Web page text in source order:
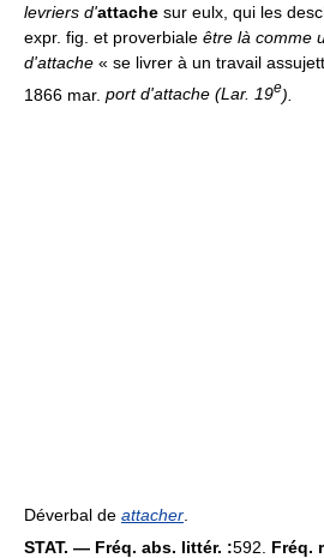
levriers d'attache sur eulx, qui les
expr. fig. et proverbiale être là comme
d'attache « se livrer à un travail
1866 mar. port d'attache (Lar. 19e).
Déverbal de attacher.
STAT. — Fréq. abs. littér. :592. Fréq.